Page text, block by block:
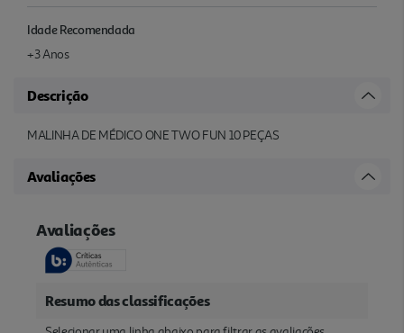
Idade Recomendada
+3 Anos
Descrição
MALINHA DE MÉDICO ONE TWO FUN 10 PEÇAS
Avaliações